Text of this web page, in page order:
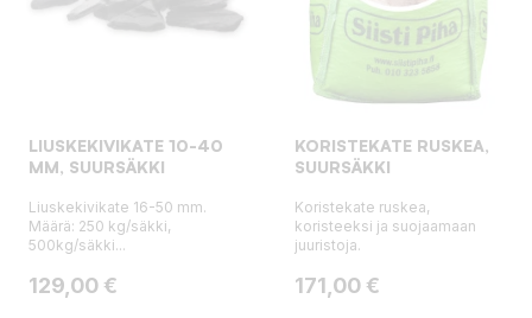
LIUSKEKIVIKATE 10-40
MM, SUURSÄKKI
Liuskekivikate 16-50 mm.
Määrä: 250 kg/säkki,
500kg/säkki...
Hinta
129,00 €
KORISTEKATE RUSKEA,
SUURSÄKKI
Koristekate ruskea,
koristeeksi ja suojaamaan
juuristoja.
Hinta
171,00 €